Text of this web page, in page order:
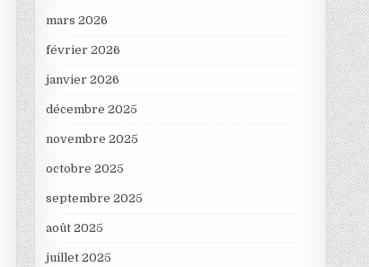
mars 2026
février 2026
janvier 2026
décembre 2025
novembre 2025
octobre 2025
septembre 2025
août 2025
juillet 2025